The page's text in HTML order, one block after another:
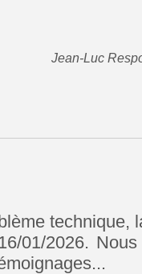
Jean-Luc
technique,
01/2026.